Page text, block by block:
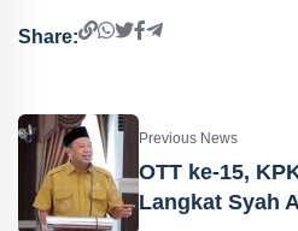
Share:
Previous News
OTT ke-15,
Langkat Syah